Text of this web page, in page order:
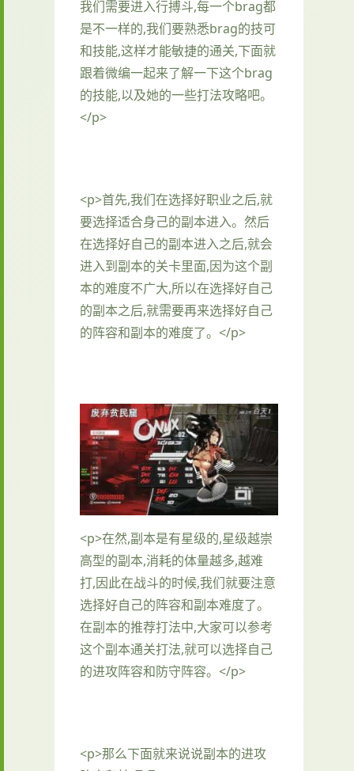
我们需要进入行搏斗,每一个brag都
是不一样的,我们要熟悉brag的技可
和技能,这样才能敏捷的通关,下面就
跟着微编一起来了解一下这个brag
的技能,以及她的一些打法攻略吧。
</p>
<p>首先,我们在选择好职业之后,就
要选择适合身己的副本进入。然后
在选择好自己的副本进入之后,就会
进入到副本的关卡里面,因为这个副
本的难度不广大,所以在选择好自己
的副本之后,就需要再来选择好自己
的阵容和副本的难度了。</p>
<p>在然,副本是有星级的,星级越崇
高型的副本,消耗的体量越多,越难
打,因此在战斗的时候,我们就要注意
选择好自己的阵容和副本难度了。
在副本的推荐打法中,大家可以参考
这个副本通关打法,就可以选择自己
的进攻阵容和防守阵容。</p>
<p>那么下面就来说说副本的进攻